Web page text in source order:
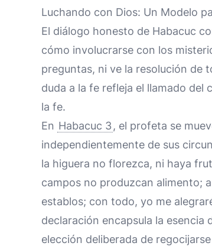
Luchando con Dios: Un Modelo
El diálogo honesto de Habacuc
cómo involucrarse con los
preguntas, ni ve la resolución de
duda a la fe refleja el llamado
la fe.
En Habacuc 3, el profeta se
independientemente de sus
la higuera no florezca, ni haya
campos no produzcan alimento;
establos; con todo, yo me
declaración encapsula la esencia
elección deliberada de